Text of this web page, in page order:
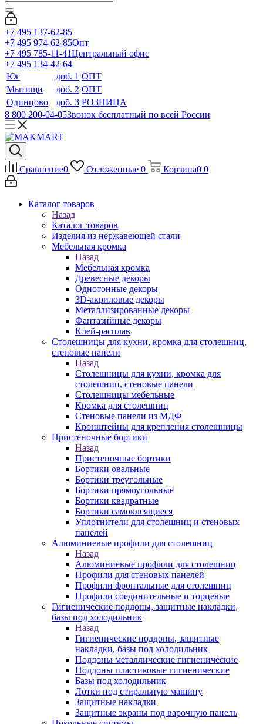
+7 495 137-62-85
+7 495 974-62-85Опт
+7 495 785-11-41Центральный офис
+7 495 134-42-64
Юг
доб. 1 ОПТ
Мытищи
доб. 2 ОПТ
Одинцово
доб. 3 РОЗНИЦА
8 800 200-04-05Звонок бесплатный по всей России
Сравнение0 Отложенные 0 Корзина0 0
Каталог товаров
Назад
Каталог товаров
Изделия из нержавеющей стали
Мебельная кромка
Назад
Мебельная кромка
Древесные декоры
Однотонные декоры
3D-акриловые декоры
Металлизированные декоры
Фантазийные декоры
Клей-расплав
Столешницы для кухни, кромка для столешниц,
стеновые панели
Назад
Столешницы для кухни, кромка для
столешниц, стеновые панели
Столешницы мебельные
Кромка для столешниц
Стеновые панели из МДФ
Кронштейны для крепления столешницы
Пристеночные бортики
Назад
Пристеночные бортики
Бортики овальные
Бортики треугольные
Бортики прямоугольные
Бортики квадратные
Бортики самоклеящиеся
Уплотнители для столешниц и стеновых
панелей
Алюминиевые профили для столешниц
Назад
Алюминиевые профили для столешниц
Профили для стеновых панелей
Профили фронтальные для столешниц
Профили соединительные и торцевые
Гигиенические поддоны, защитные накладки,
базы под холодильник
Назад
Гигиенические поддоны, защитные
накладки, базы под холодильник
Поддоны металлические гигиенические
Поддоны пластиковые гигиенические
Базы под холодильник
Лотки под стиральную машину
Защитные накладки
Защитные экраны под варочную панель